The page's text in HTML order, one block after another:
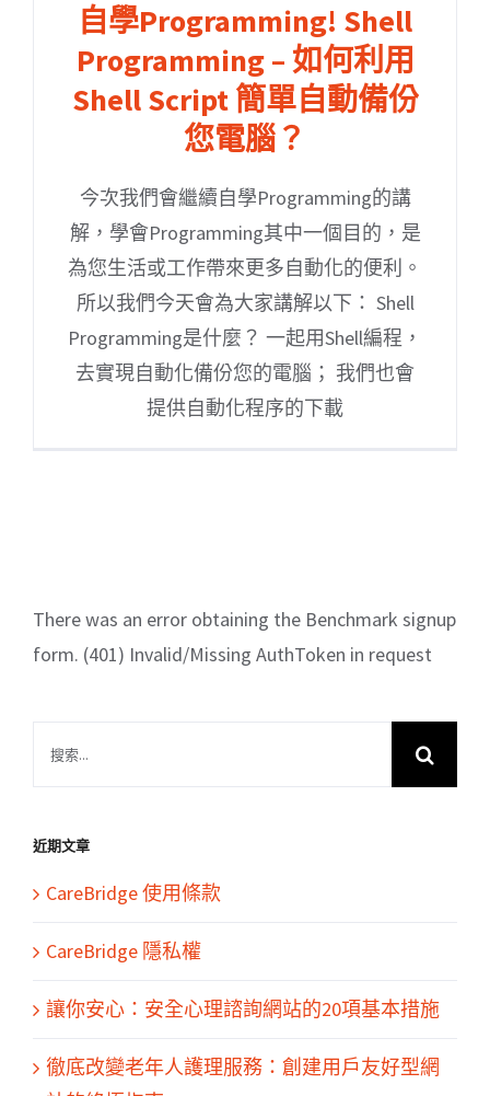
自學Programming! Shell
Programming – 如何利用
Shell Script 簡單自動備份
您電腦？
今次我們會繼續自學Programming的講
解，學會Programming其中一個目的，是
為您生活或工作帶來更多自動化的便利。
所以我們今天會為大家講解以下： Shell
Programming是什麼？ 一起用Shell編程，
去實現自動化備份您的電腦； 我們也會
提供自動化程序的下載
There was an error obtaining the Benchmark signup
form. (401) Invalid/Missing AuthToken in request
果：
近期文章
CareBridge 使用條款
CareBridge 隱私權
讓你安心：安全心理諮詢網站的20項基本措施
徹底改變老年人護理服務：創建用戶友好型網